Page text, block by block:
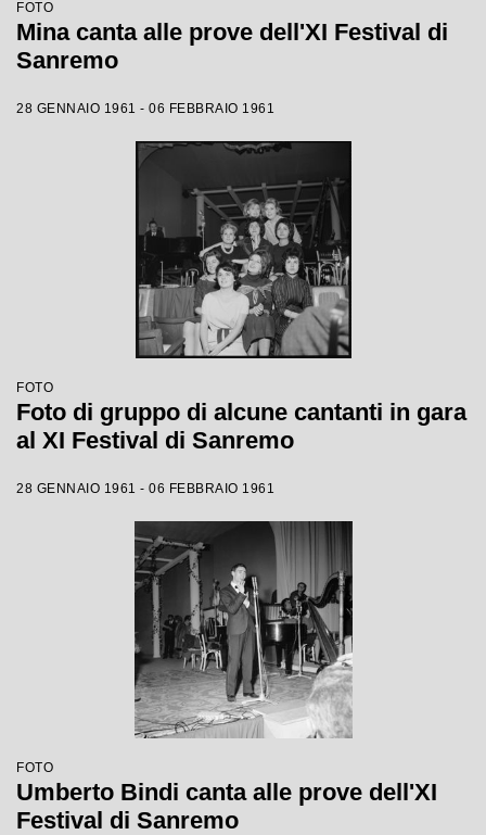
FOTO
Mina canta alle prove dell'XI Festival di
Sanremo
28 GENNAIO 1961 - 06 FEBBRAIO 1961
FOTO
Foto di gruppo di alcune cantanti in gara
al XI Festival di Sanremo
28 GENNAIO 1961 - 06 FEBBRAIO 1961
FOTO
Umberto Bindi canta alle prove dell'XI
Festival di Sanremo